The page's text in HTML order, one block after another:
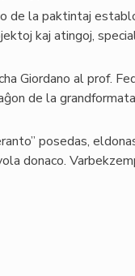
de la paktintaj
kaj atingoj,
Giordano al prof.
de la
posedas,
donaco.